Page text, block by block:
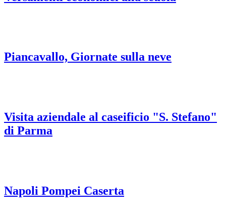
Piancavallo, Giornate sulla neve
Visita aziendale al caseificio "S. Stefano"
di Parma
Napoli Pompei Caserta